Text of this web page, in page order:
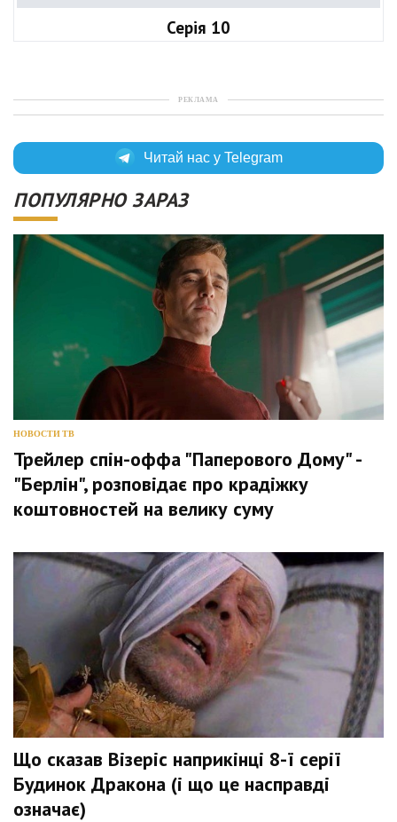
Серія 10
РЕКЛАМА
Читай нас у Telegram
ПОПУЛЯРНО ЗАРАЗ
НОВОСТИ ТВ
Трейлер спін-оффа "Паперового Дому" -
"Берлін", розповідає про крадіжку
коштовностей на велику суму
Що сказав Візеріс наприкінці 8-ї серії
Будинок Дракона (і що це насправді
означає)